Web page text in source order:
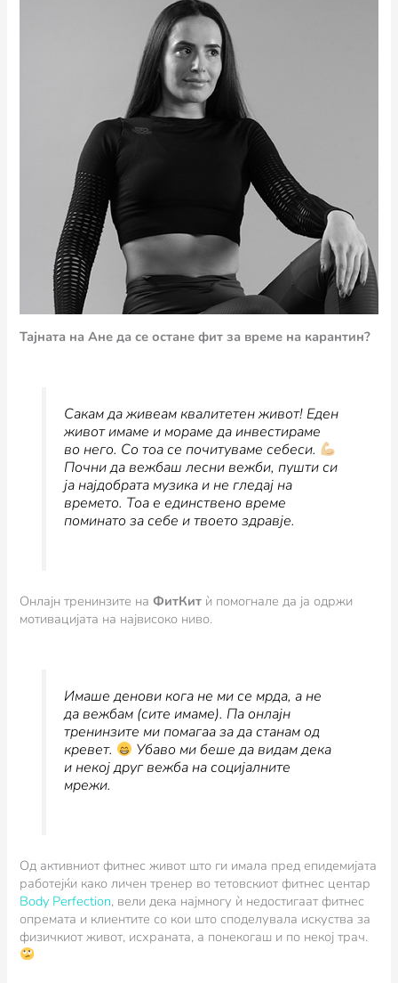
Тајната на Ане да се остане фит за време на карантин?
Сакам да живеам квалитетен живот! Еден
живот имаме и мораме да инвестираме
во него. Со тоа се почитуваме себеси.
Почни да вежбаш лесни вежби, пушти си
ја најдобрата музика и не гледај на
времето. Тоа е единствено време
поминато за себе и твоето здравје.
Онлајн тренинзите наФитКит ѝ помогнале да ја одржи
мотивацијата на највисоко ниво.
Имаше денови кога не ми се мрда, а не
да вежбам (сите имаме). Па онлајн
тренинзите ми помагаа за да станам од
кревет.
Убаво ми беше да видам дека
и некој друг вежба на социјалните
мрежи.
Од активниот фитнес живот што ги имала пред епидемијата
работејќи како личен тренер во тетовскиот фитнес центар
Body Perfection, вели дека најмногу ѝ недостигаат фитнес
опремата и клиентите со кои што споделувала искуства за
физичкиот живот, исхраната, а понекогаш и по некој трач.